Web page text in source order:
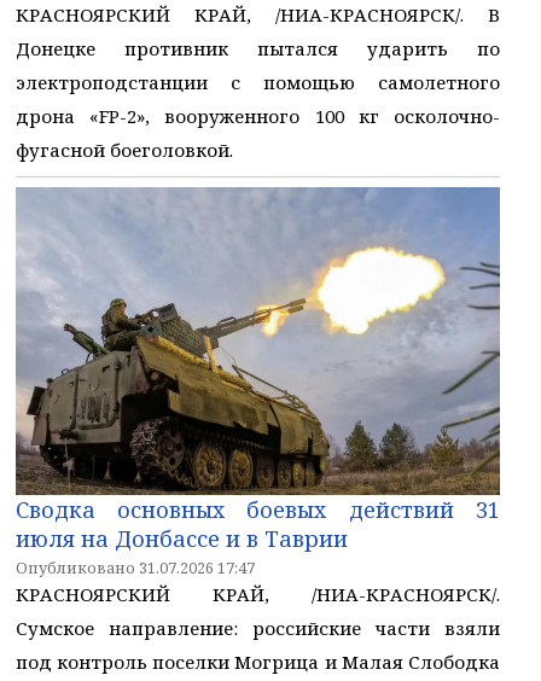
КРАСНОЯРСКИЙ КРАЙ, /НИА-КРАСНОЯРСК/. В
Донецке противник пытался ударить по
электроподстанции с помощью самолетного
дрона «FP-2», вооруженного 100 кг осколочно-
фугасной боеголовкой.
Сводка основных боевых действий 31
июля на Донбассе и в Таврии
Опубликовано 31.07.2026 17:47
КРАСНОЯРСКИЙ КРАЙ, /НИА-КРАСНОЯРСК/.
Сумское направление: российские части взяли
под контроль поселки Могрица и Малая Слободка